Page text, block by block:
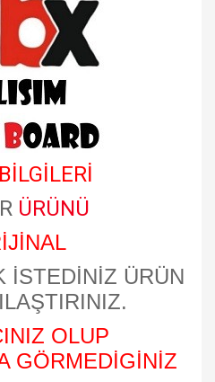
ÜRÜNÜ
İSTEDİNİZ ÜRÜN
OLUP
GÖRMEDİGİNİZ